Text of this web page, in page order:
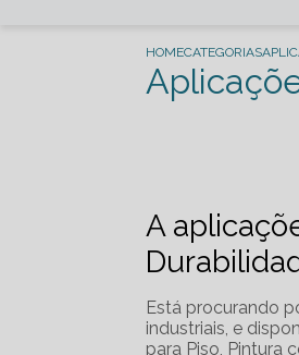
HOMECATEGORIAS
A
Está procurando
industriais, e
para Piso, Pintura